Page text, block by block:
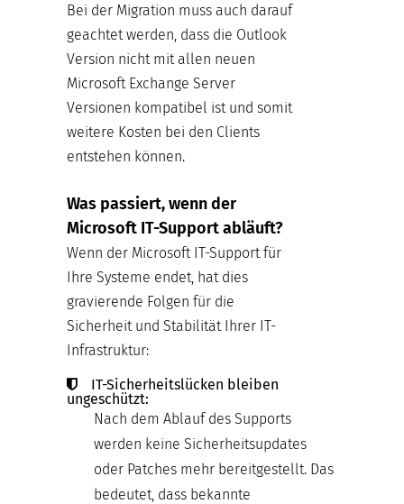
Bei der Migration muss auch darauf
geachtet werden, dass die Outlook
Version nicht mit allen neuen
Microsoft Exchange Server
Versionen kompatibel ist und somit
weitere Kosten bei den Clients
entstehen können.
Was passiert, wenn der
Microsoft IT-Support abläuft?
Wenn der Microsoft IT-Support für
Ihre Systeme endet, hat dies
gravierende Folgen für die
Sicherheit und Stabilität Ihrer IT-
Infrastruktur:
IT-Sicherheitslücken bleiben
ungeschützt:
Nach dem Ablauf des Supports
werden keine Sicherheitsupdates
oder Patches mehr bereitgestellt. Das
bedeutet, dass bekannte